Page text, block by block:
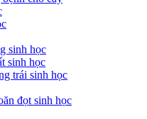
sinh học
sinh học
trái sinh học
đọt sinh học